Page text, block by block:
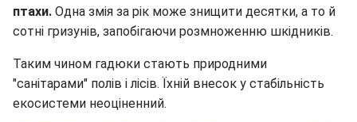
птахи. Одна змія за рік може знищити десятки, а то й
сотні гризунів, запобігаючи розмноженню шкідників.
Таким чином гадюки стають природними
"санітарами" полів і лісів. Їхній внесок у стабільність
екосистеми неоціненний.